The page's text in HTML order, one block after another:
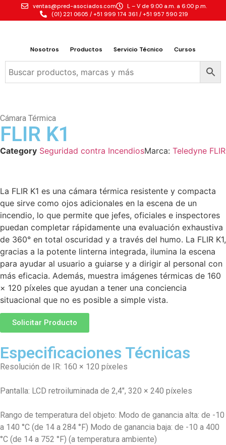
ventas@pred-asociados.com
L – V de 9:00 a.m. a 6:00 p.m.
(01) 221 0605 / +51 999 174 361 / +51 957 590 219
Nosotros Productos Servicio Técnico Cursos
Cámara Térmica
FLIR K1
Category Seguridad contra IncendiosMarca: Teledyne FLIR
La FLIR K1 es una cámara térmica resistente y compacta
que sirve como ojos adicionales en la escena de un
incendio, lo que permite que jefes, oficiales e inspectores
puedan completar rápidamente una evaluación exhaustiva
de 360° en total oscuridad y a través del humo. La FLIR K1,
gracias a la potente linterna integrada, ilumina la escena
para ayudar al usuario a guiarse y a dirigir al personal con
más eficacia. Además, muestra imágenes térmicas de 160
× 120 píxeles que ayudan a tener una conciencia
situacional que no es posible a simple vista.
Solicitar Producto
Especificaciones Técnicas
Resolución de IR: 160 × 120 píxeles
Pantalla: LCD retroiluminada de 2,4″, 320 × 240 píxeles
Rango de temperatura del objeto: Modo de ganancia alta: de -10
a 140 °C (de 14 a 284 °F) Modo de ganancia baja: de -10 a 400
°C (de 14 a 752 °F) (a temperatura ambiente)